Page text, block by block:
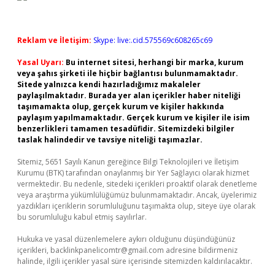
Reklam ve İletişim: Skype: live:.cid.575569c608265c69
Yasal Uyarı: Bu internet sitesi, herhangi bir marka, kurum
veya şahıs şirketi ile hiçbir bağlantısı bulunmamaktadır.
Sitede yalnızca kendi hazırladığımız makaleler
paylaşılmaktadır. Burada yer alan içerikler haber niteliği
taşımamakta olup, gerçek kurum ve kişiler hakkında
paylaşım yapılmamaktadır. Gerçek kurum ve kişiler ile isim
benzerlikleri tamamen tesadüfidir. Sitemizdeki bilgiler
taslak halindedir ve tavsiye niteliği taşımazlar.
Sitemiz, 5651 Sayılı Kanun gereğince Bilgi Teknolojileri ve İletişim
Kurumu (BTK) tarafından onaylanmış bir Yer Sağlayıcı olarak hizmet
vermektedir. Bu nedenle, sitedeki içerikleri proaktif olarak denetleme
veya araştırma yükümlülüğümüz bulunmamaktadır. Ancak, üyelerimiz
yazdıkları içeriklerin sorumluluğunu taşımakta olup, siteye üye olarak
bu sorumluluğu kabul etmiş sayılırlar.
Hukuka ve yasal düzenlemelere aykırı olduğunu düşündüğünüz
içerikleri, backlinkpanelicomtr@gmail.com adresine bildirmeniz
halinde, ilgili içerikler yasal süre içerisinde sitemizden kaldırılacaktır.